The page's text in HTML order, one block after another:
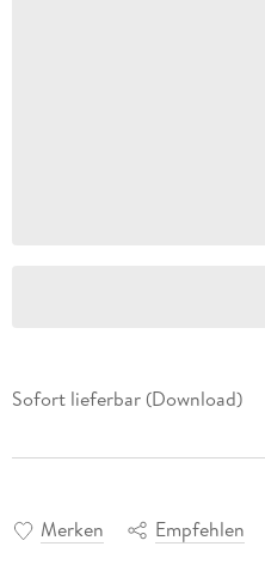
Sofort lieferbar (Download)
Merken Empfehlen